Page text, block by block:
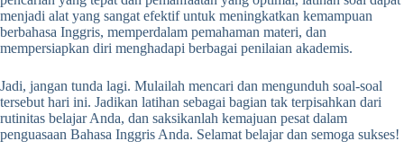
menjadi alat yang sangat efektif untuk meningkatkan kemampuan
berbahasa Inggris, memperdalam pemahaman materi, dan
mempersiapkan diri menghadapi berbagai penilaian akademis.
Jadi, jangan tunda lagi. Mulailah mencari dan mengunduh soal-soal
tersebut hari ini. Jadikan latihan sebagai bagian tak terpisahkan dari
rutinitas belajar Anda, dan saksikanlah kemajuan pesat dalam
penguasaan Bahasa Inggris Anda. Selamat belajar dan semoga sukses!